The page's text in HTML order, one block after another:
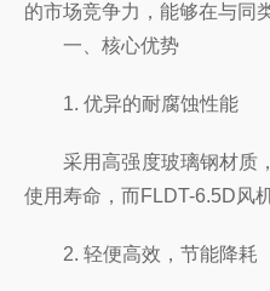
的市场竞争力，能够在与同
一、核心优势
1. 优异的耐腐蚀性能
采用高强度玻璃钢材质，
使用寿命，而FLDT-6.5D风
2. 轻便高效，节能降耗